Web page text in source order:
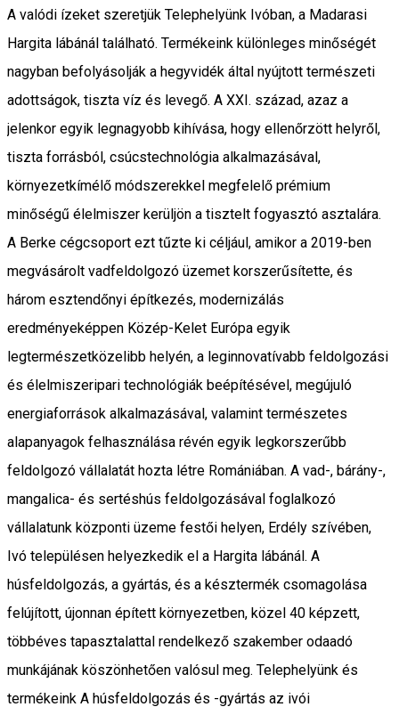
A valódi ízeket szeretjük Telephelyünk Ivóban, a Madarasi
Hargita lábánál található. Termékeink különleges minőségét
nagyban befolyásolják a hegyvidék által nyújtott természeti
adottságok, tiszta víz és levegő. A XXI. század, azaz a
jelenkor egyik legnagyobb kihívása, hogy ellenőrzött helyről,
tiszta forrásból, csúcstechnológia alkalmazásával,
környezetkímélő módszerekkel megfelelő prémium
minőségű élelmiszer kerüljön a tisztelt fogyasztó asztalára.
A Berke cégcsoport ezt tűzte ki céljául, amikor a 2019-ben
megvásárolt vadfeldolgozó üzemet korszerűsítette, és
három esztendőnyi építkezés, modernizálás
eredményeképpen Közép-Kelet Európa egyik
legtermészetközelibb helyén, a leginnovatívabb feldolgozási
és élelmiszeripari technológiák beépítésével, megújuló
energiaforrások alkalmazásával, valamint természetes
alapanyagok felhasználása révén egyik legkorszerűbb
feldolgozó vállalatát hozta létre Romániában. A vad-, bárány-,
mangalica- és sertéshús feldolgozásával foglalkozó
vállalatunk központi üzeme festői helyen, Erdély szívében,
Ivó településen helyezkedik el a Hargita lábánál. A
húsfeldolgozás, a gyártás, és a késztermék csomagolása
felújított, újonnan épített környezetben, közel 40 képzett,
többéves tapasztalattal rendelkező szakember odaadó
munkájának köszönhetően valósul meg. Telephelyünk és
termékeink A húsfeldolgozás és -gyártás az ivói